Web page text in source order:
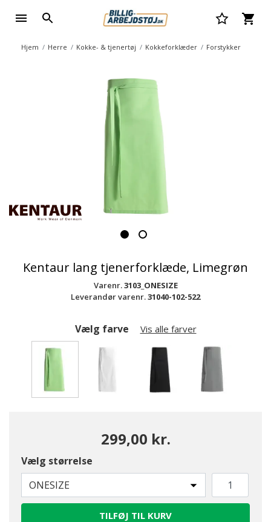
Hjem Herre Kokke- & tjenertøj Kokkeforklæder Forstykker
Kentaur lang tjenerforklæde, Limegrøn
Varenr.3103_ONESIZE
Leverandør varenr.31040-102-522
Vælg farve Vis alle farver
299,00 kr.
Vælg størrelse
ONESIZE
TILFØJ TIL KURV